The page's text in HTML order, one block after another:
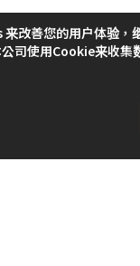
改善您的用户体验，
司使用Cookie来收集